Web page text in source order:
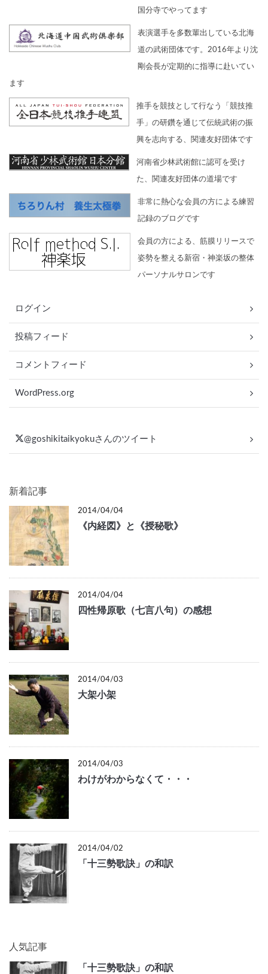
国分寺でやってます
表演選手を多数輩出している北海
道の武術団体です。2016年より沈
剛会長が定期的に指導に赴いてい
ます
推手を競技として行なう「競技推
手」の研鑽を通じて伝統武術の振
興を志向する、関連友好団体です
河南省少林武術館に認可を受け
た、関連友好団体の道場です
非常に熱心な会員の方による練習
記録のブログです
会員の方による、筋膜リリースで
姿勢を整える新宿・神楽坂の整体
パーソナルサロンです
ログイン
投稿フィード
コメントフィード
WordPress.org
@goshikitaikyokuさんのツイート
新着記事
2014/04/04
《内経図》と《授秘歌》
2014/04/04
四性帰原歌（七言八句）の感想
2014/04/03
大架小架
2014/04/03
わけがわからなくて・・・
2014/04/02
「十三勢歌訣」の和訳
人気記事
「十三勢歌訣」の和訳